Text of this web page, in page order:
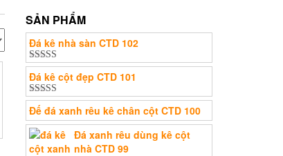
SẢN PHẨM
Đá kê nhà sàn CTD 102
Được xếp
hạng5.005
sao
Đá kê cột đẹp CTD 101
Được xếp
hạng5.005
sao
Đế đá xanh rêu kê chân cột CTD 100
Đá xanh rêu dùng kê cột
nhà CTD 99